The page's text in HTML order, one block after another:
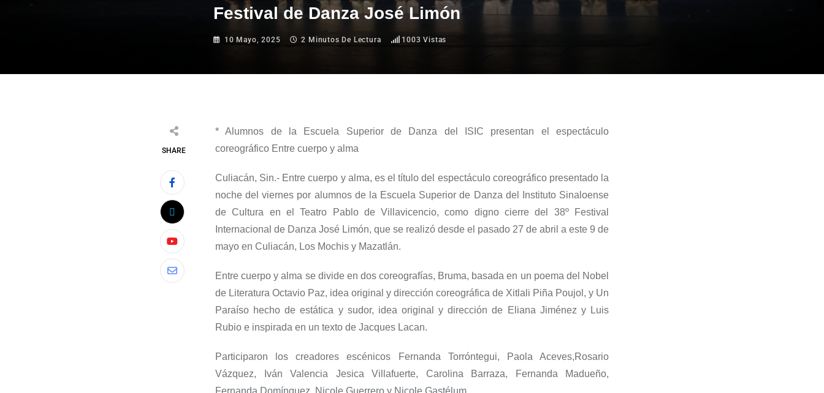
Festival de Danza José Limón
10 Mayo, 2025 2 Minutos De Lectura 1003 Vistas
SHARE
*
Alumnos de la Escuela Superior de Danza del ISIC presentan el espectáculo
coreográfico Entre cuerpo y alma
Culiacán, Sin.- Entre cuerpo y alma, es el título del espectáculo coreográfico presentado la
noche del viernes por alumnos de la Escuela Superior de Danza del InstitutoSinaloense
de Cultura en el Teatro Pablo de Villavicencio, como digno cierre del 38º Festival
Internacional de Danza José Limón, que se realizó desde el pasado 27 de abril a este 9 de
mayo en Culiacán, Los Mochis y Mazatlán.
Entre cuerpo y alma se divide en dos coreografías, Bruma, basada en un poema del Nobel
de Literatura Octavio Paz, idea original y dirección coreográfica de Xitlali Piña Poujol , y Un
Paraíso hecho de estática y sudor, idea original y dirección de Eliana Jiménez y Luis
Rubio e inspirada en un texto de Jacques Lacan.
Participaron los creadores escénicos Fernanda Torróntegui, Paola Aceves,Rosario
Vázquez, Iván Valencia Jesica Villafuerte, Carolina Barraza, Fernanda Madueño,